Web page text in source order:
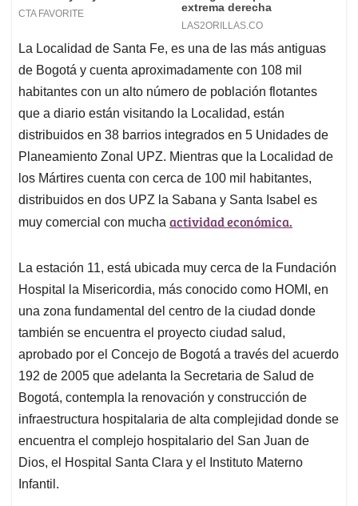
La Localidad de Santa Fe, es una de las más antiguas
de Bogotá y cuenta aproximadamente con 108 mil
habitantes con un alto número de población flotantes
que a diario están visitando la Localidad, están
distribuidos en 38 barrios integrados en 5 Unidades de
Planeamiento Zonal UPZ. Mientras que la Localidad de
los Mártires cuenta con cerca de 100 mil habitantes,
distribuidos en dos UPZ la Sabana y Santa Isabel es
muy comercial con mucha actividad económica.
La estación 11, está ubicada muy cerca de la Fundación
Hospital la Misericordia, más conocido como HOMI, en
una zona fundamental del centro de la ciudad donde
también se encuentra el proyecto ciudad salud,
aprobado por el Concejo de Bogotá a través del acuerdo
192 de 2005 que adelanta la Secretaria de Salud de
Bogotá, contempla la renovación y construcción de
infraestructura hospitalaria de alta complejidad donde se
encuentra el complejo hospitalario del San Juan de
Dios, el Hospital Santa Clara y el Instituto Materno
Infantil.